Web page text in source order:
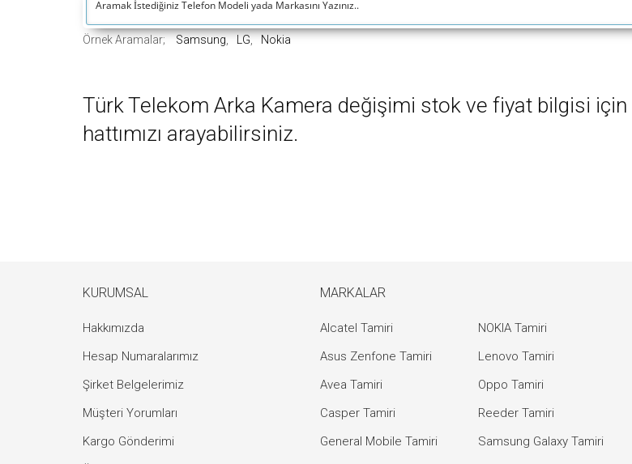
Örnek Aramalar; Samsung LG Nokia
Türk Telekom Arka Kamera değişimi stok ve fiyat bilgisi için
hattımızı arayabilirsiniz.
KURUMSAL
Hakkımızda
Hesap Numaralarımız
Şirket Belgelerimiz
Müşteri Yorumları
Kargo Gönderimi
MARKALAR
Alcatel Tamiri
Asus Zenfone Tamiri
Avea Tamiri
Casper Tamiri
General Mobile Tamiri
NOKIA Tamiri
Lenovo Tamiri
Oppo Tamiri
Reeder Tamiri
Samsung Galaxy Tamiri